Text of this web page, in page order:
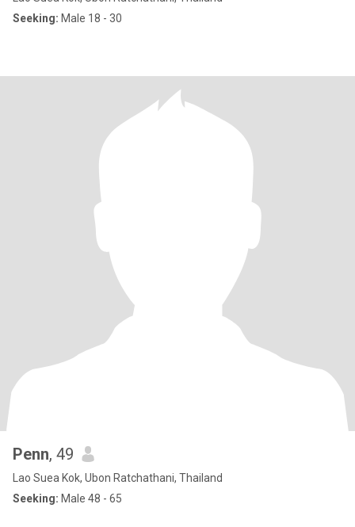
Seeking: Male 18 - 30
Penn, 49
Lao Suea Kok, Ubon Ratchathani, Thailand
Seeking: Male 48 - 65